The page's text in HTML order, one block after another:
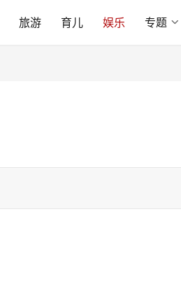
旅游 育儿 娱乐 专题